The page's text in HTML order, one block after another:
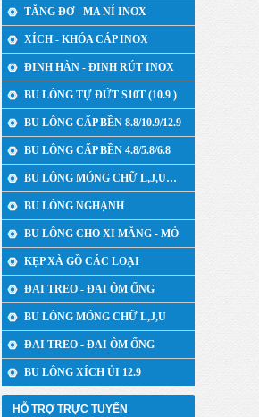
TĂNG ĐƠ - MA NÍ INOX
XÍCH - KHÓA CÁP INOX
ĐINH HÀN - ĐINH RÚT INOX
BU LÔNG TỰ ĐỨT S10T (10.9 )
BU LÔNG CẤP BỀN 8.8/10.9/12.9
BU LÔNG CẤP BỀN 4.8/5.8/6.8
BU LÔNG MÓNG CHỮ L,J,U…
BU LÔNG NGHẠNH
BU LÔNG CHO XI MĂNG - MỎ
KẸP XÀ GỒ CÁC LOẠI
ĐAI TREO - ĐAI ÔM ỐNG
BU LÔNG MÓNG CHỮ L,J,U
ĐAI TREO - ĐAI ÔM ỐNG
BU LÔNG XÍCH ỦI 12.9
HỖ TRỢ TRỰC TUYẾN